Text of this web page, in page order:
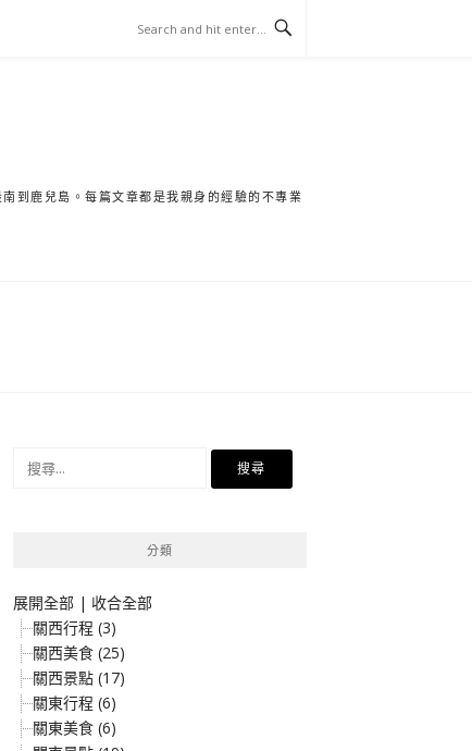
到鹿兒島。每篇文章都是我親身的經驗的不專業
分類
展開全部 | 收合全部
關西行程 (3)
關西美食 (25)
關西景點 (17)
關東行程 (6)
關東美食 (6)